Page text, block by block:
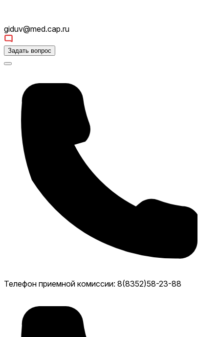
giduv@med.cap.ru
Задать вопрос
Телефон приемной комиссии: 8(8352)58-23-88